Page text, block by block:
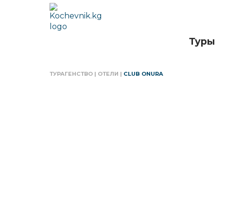
Туры
ТУРАГЕНСТВО | ОТЕЛИ | CLUB ONURA